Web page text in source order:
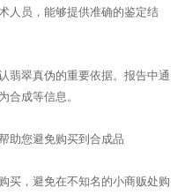
人员，能够提供准确的鉴定结
翡翠真伪的重要依据。报告中通
合成等信息。
助您避免购买到合成品
买，避免在不知名的小商贩处购